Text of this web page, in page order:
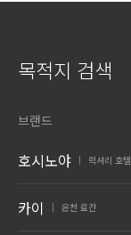
목적지 검색
브랜드
호시노야 럭셔리 호텔
카이 온천 료칸